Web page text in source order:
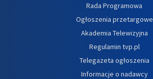
Rada Programowa
Ogłoszenia przetargowe
Akademia Telewizyjna
Regulamin tvp.pl
Telegazeta ogłoszenia
Informacje o nadawcy